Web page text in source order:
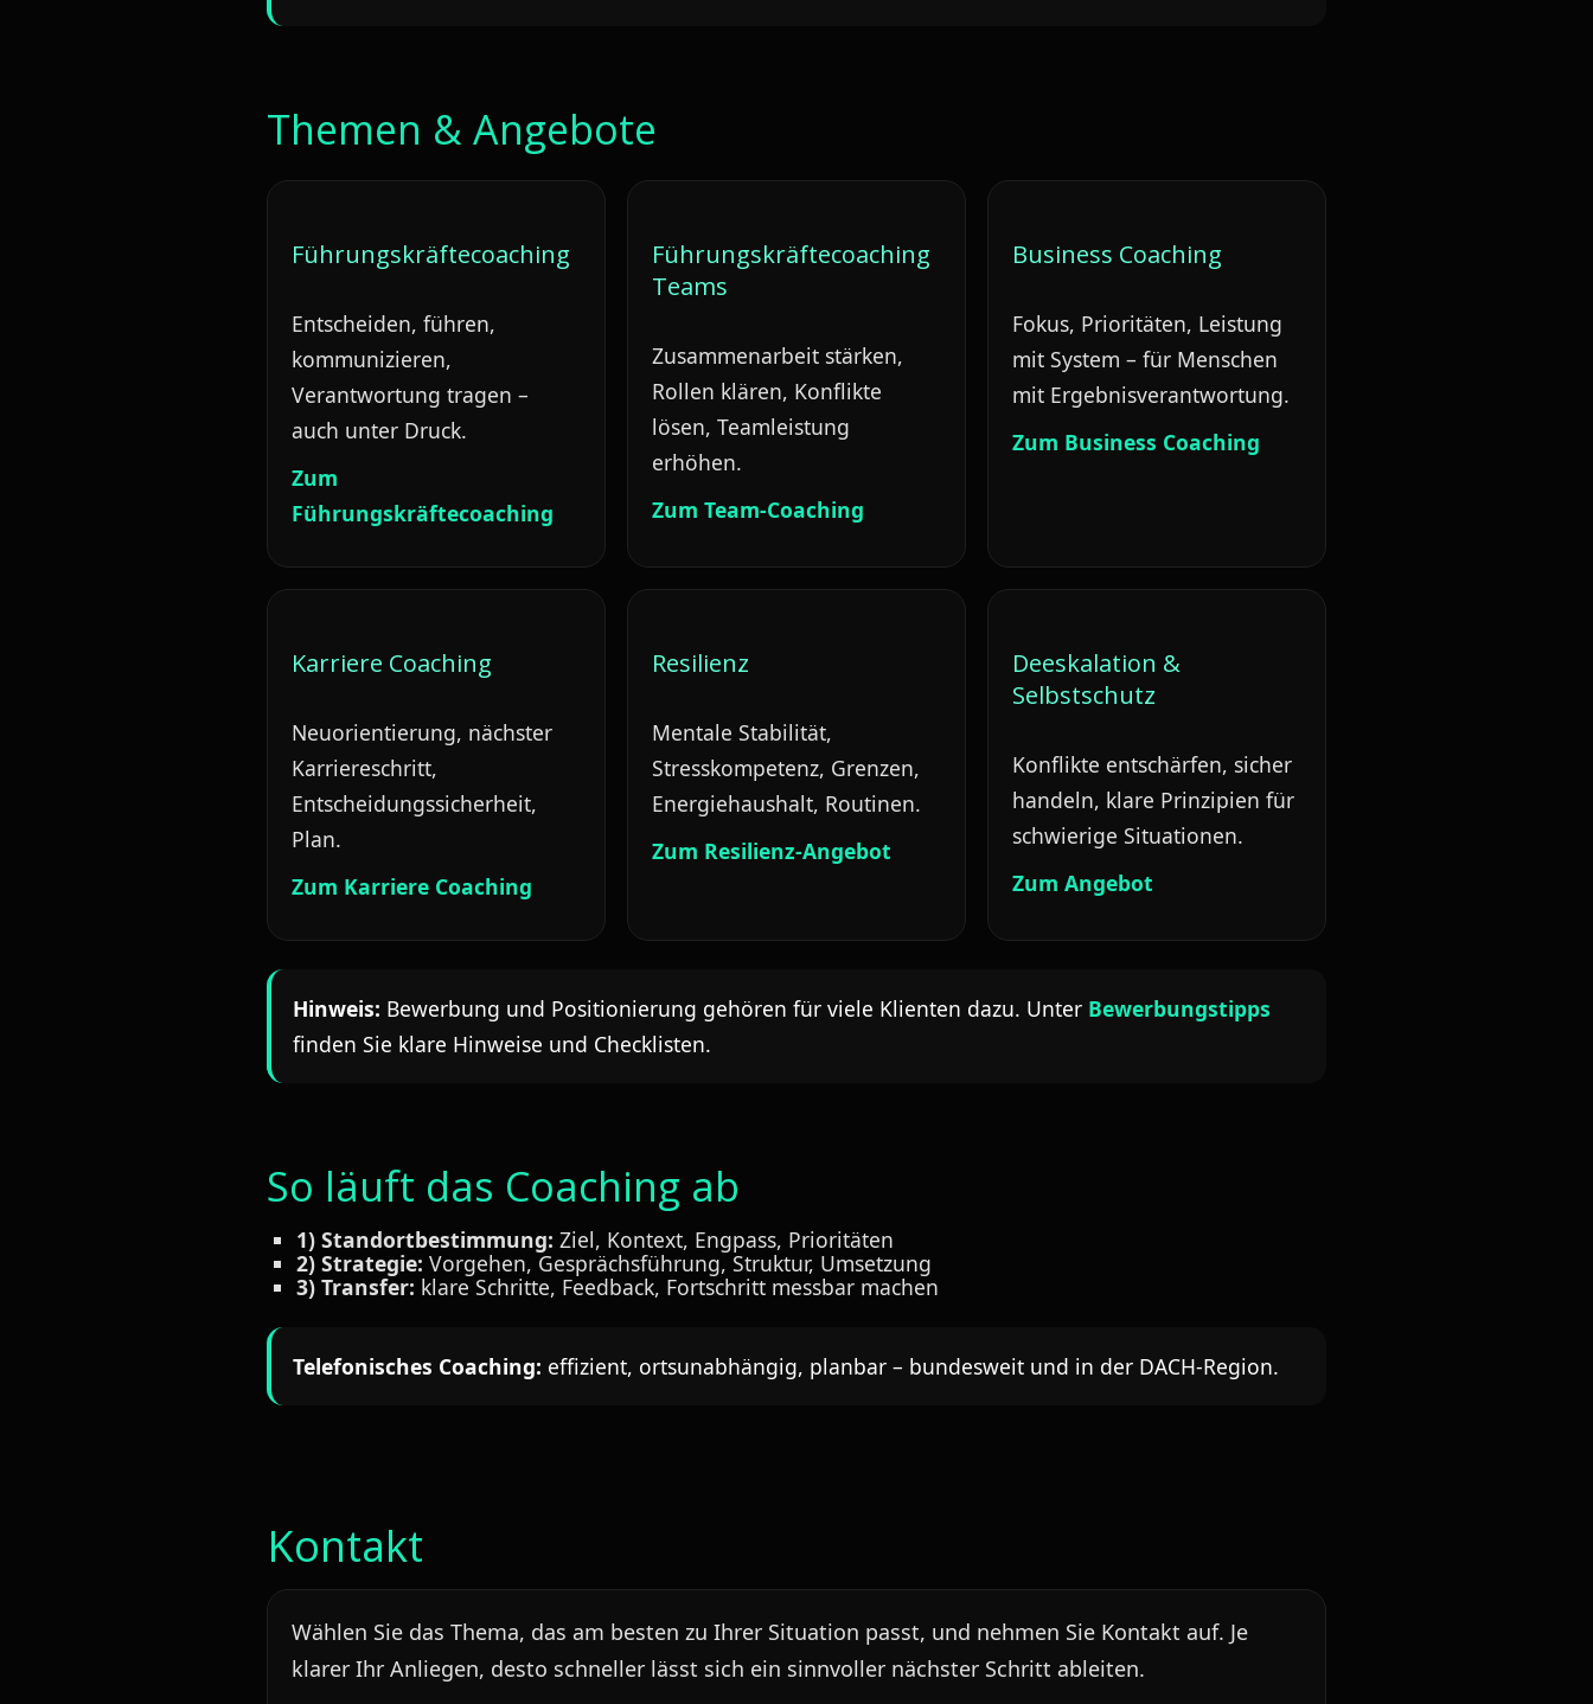
Themen & Angebote
Führungskräftecoaching
Entscheiden, führen,
kommunizieren,
Verantwortung tragen –
auch unter Druck.
Zum
Führungskräftecoaching
Führungskräftecoaching
Teams
Zusammenarbeit stärken,
Rollen klären, Konflikte
lösen, Teamleistung
erhöhen.
Zum Team-Coaching
Business Coaching
Fokus, Prioritäten, Leistung
mit System – für Menschen
mit Ergebnisverantwortung.
Zum Business Coaching
Karriere Coaching
Neuorientierung, nächster
Karriereschritt,
Entscheidungssicherheit,
Plan.
Zum Karriere Coaching
Resilienz
Mentale Stabilität,
Stresskompetenz, Grenzen,
Energiehaushalt, Routinen.
Zum Resilienz-Angebot
Deeskalation &
Selbstschutz
Konflikte entschärfen, sicher
handeln, klare Prinzipien für
schwierige Situationen.
Zum Angebot
Hinweis: Bewerbung und Positionierung gehören für viele Klienten dazu. Unter Bewerbungstipps
finden Sie klare Hinweise und Checklisten.
So läuft das Coaching ab
1) Standortbestimmung: Ziel, Kontext, Engpass, Prioritäten
2) Strategie: Vorgehen, Gesprächsführung, Struktur, Umsetzung
3) Transfer: klare Schritte, Feedback, Fortschritt messbar machen
Telefonisches Coaching: effizient, ortsunabhängig, planbar – bundesweit und in der DACH-Region.
Kontakt
Wählen Sie das Thema, das am besten zu Ihrer Situation passt, und nehmen Sie Kontakt auf. Je
klarer Ihr Anliegen, desto schneller lässt sich ein sinnvoller nächster Schritt ableiten.